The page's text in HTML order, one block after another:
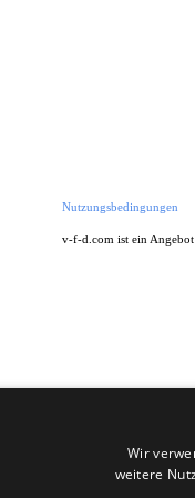
Nutzungsbedingungen
v-f-d.com ist ein
Wir
weitere